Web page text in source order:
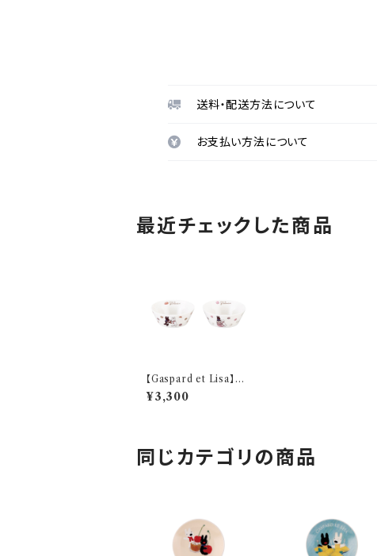
送料・配送方法について
お支払い方法について
最近チェックした商品
【Gaspard et Lisa】ペ
アボウルセット【BOUL
ANGERIE】
¥3,300
同じカテゴリの商品